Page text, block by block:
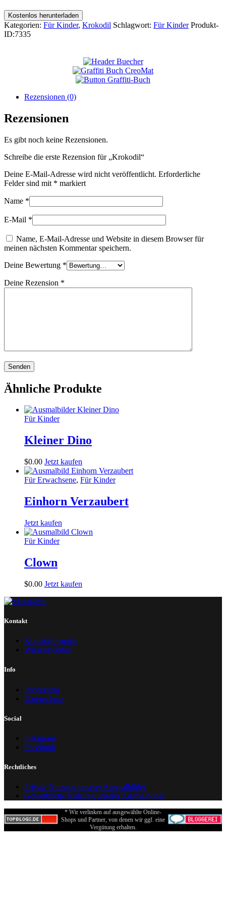
Kostenlos herunterladen
Kategorien: Für Kinder, Krokodil Schlagwort: Für Kinder Produkt-
ID:7335
Rezensionen (0)
Rezensionen
Es gibt noch keine Rezensionen.
Schreibe die erste Rezension für „Krokodil“
Deine E-Mail-Adresse wird nicht veröffentlicht. Erforderliche
Felder sind mit * markiert
Name *
E-Mail *
Name, E-Mail-Adresse und Website in diesem Browser für
meinen nächsten Kommentar speichern.
Deine Bewertung *
Deine Rezension *
Ähnliche Produkte
Für Kinder
Kleiner Dino
$0.00 Jetzt kaufen
Für Erwachsene, Für Kinder
Einhorn Verzaubert
Jetzt kaufen
Für Kinder
Clown
$0.00 Jetzt kaufen
Kontakt
Kontaktformular
Wissenswertes
Info
Impressum
Datenschutz
Social
Instagram
Facebook
Rechtliches
Private Nutzung unserer Ausmalbilder
Gewerbliche Nutzung unserer Ausmalbilder
* Wir verlinken auf ausgewählte Online-
Shops und Partner, von denen wir ggf. eine
Vergütung erhalten.